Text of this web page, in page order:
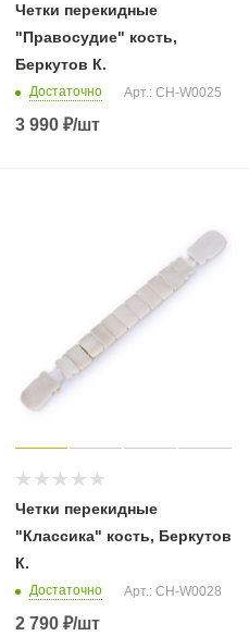
Четки перекидные
"Правосудие" кость,
Беркутов К.
Достаточно Арт.: CH-W0025
3 990₽/шт
Четки перекидные
"Классика" кость, Беркутов
К.
Достаточно Арт.: CH-W0028
2 790₽/шт